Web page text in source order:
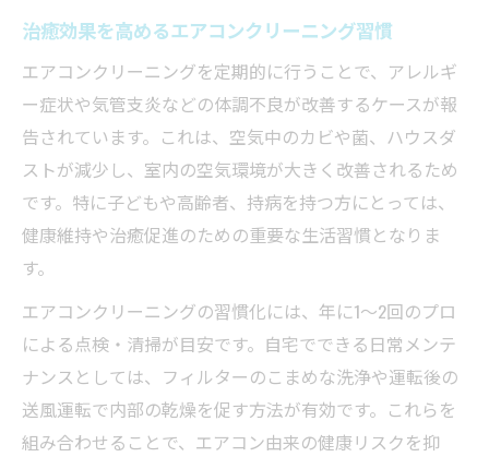
治癒効果を高めるエアコンクリーニング習慣
エアコンクリーニングを定期的に行うことで、アレルギ
ー症状や気管支炎などの体調不良が改善するケースが報
告されています。これは、空気中のカビや菌、ハウスダ
ストが減少し、室内の空気環境が大きく改善されるため
です。特に子どもや高齢者、持病を持つ方にとっては、
健康維持や治癒促進のための重要な生活習慣となりま
す。
エアコンクリーニングの習慣化には、年に1～2回のプロ
による点検・清掃が目安です。自宅でできる日常メンテ
ナンスとしては、フィルターのこまめな洗浄や運転後の
送風運転で内部の乾燥を促す方法が有効です。これらを
組み合わせることで、エアコン由来の健康リスクを抑